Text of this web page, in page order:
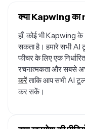
क्या Kapwing
हाँ, कोई भी Kapwing
सकता है। हमारे सभी AI
फीचर के लिए एक
रचनात्मकता और सबसे
करेंताकि आप सभी AI
कर सकें।